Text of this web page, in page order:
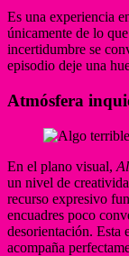
Es una experiencia
únicamente de lo
incertidumbre se
episodio deje una
Atmósfera
En el plano visual,
un nivel de
recurso expresivo
encuadres poco
desorientación. Esta
acompaña